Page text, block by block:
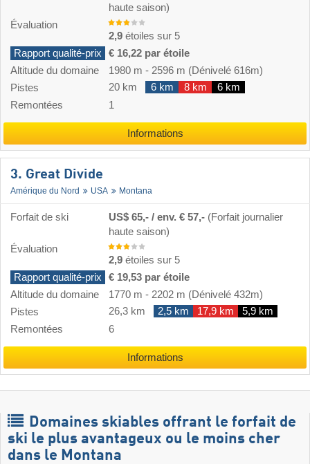
haute saison)
Évaluation
2,9 étoiles sur 5
Rapport qualité-prix
€ 16,22 par étoile
Altitude du domaine
1980 m - 2596 m (Dénivelé 616m)
Pistes
20 km 6 km 8 km
6 km
Remontées
1
Informations
3. Great Divide
Amérique du Nord USA Montana
Forfait de ski US$ 65,- / env. € 57,- (Forfait journalier
haute saison)
Évaluation
2,9 étoiles sur 5
Rapport qualité-prix
€ 19,53 par étoile
Altitude du domaine
1770 m - 2202 m (Dénivelé 432m)
Pistes
26,3 km 2,5 km 17,9 km
5,9 km
Remontées
6
Informations
Domaines skiables offrant le forfait de
ski le plus avantageux ou le moins cher
dans le Montana